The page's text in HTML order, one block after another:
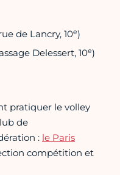
de Lancry, 10e)
Delessert, 10e)
pratiquer le volley
de
: le Paris
compétition et